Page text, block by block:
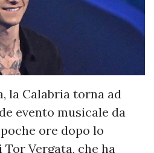
la Calabria torna ad
evento musicale da
ore dopo lo
Vergata, che ha